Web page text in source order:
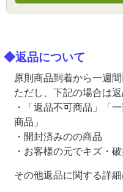
◆返品について
原則商品到着から一週
ただし、下記の場合は返
・「返品不可商品」「
商品」
・開封済みのの商品
・お客様の元でキズ・
その他返品に関する詳